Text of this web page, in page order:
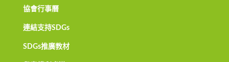
協會行事曆
連結支持SDGs
SDGs推廣教材